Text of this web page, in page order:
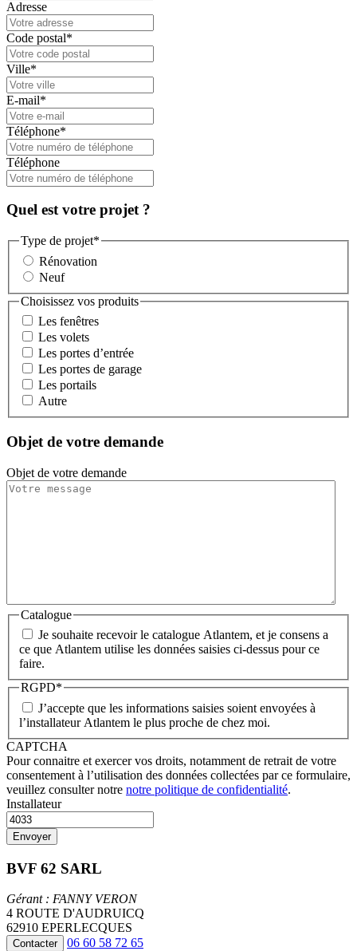
Adresse
Code postal*
Ville*
E-mail*
Téléphone*
Téléphone
Quel est votre projet ?
Type de projet*
Rénovation
Neuf
Choisissez vos produits
Les fenêtres
Les volets
Les portes d’entrée
Les portes de garage
Les portails
Autre
Objet de votre demande
Objet de votre demande
Catalogue
Je souhaite recevoir le catalogue Atlantem, et je consens a
ce que Atlantem utilise les données saisies ci-dessus pour ce
faire.
RGPD*
J’accepte que les informations saisies soient envoyées à
l’installateur Atlantem le plus proche de chez moi.
CAPTCHA
Pour connaitre et exercer vos droits, notamment de retrait de votre
consentement à l’utilisation des données collectées par ce formulaire,
veuillez consulter notre notre politique de confidentialité.
Installateur
BVF 62 SARL
Gérant : FANNY VERON
4 ROUTE D'AUDRUICQ
62910 EPERLECQUES
Contacter 06 60 58 72 65